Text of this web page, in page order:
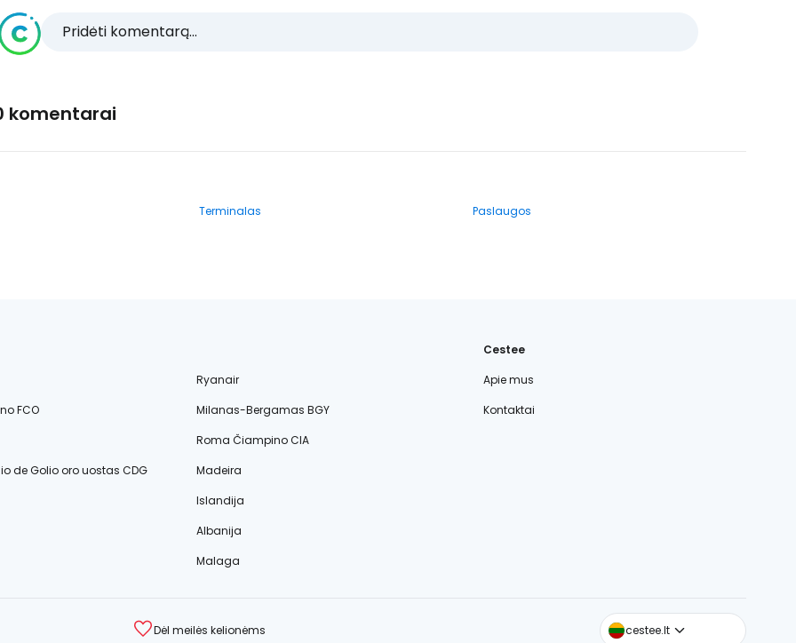
Pridėti komentarą...
komentarai
Terminalas Paslaugos
Ryanair
FCO
Milanas-Bergamas BGY
Roma Čiampino CIA
de Golio oro uostas CDG
Madeira
Islandija
Albanija
Malaga
Cestee
Apie mus
Kontaktai
Dėl meilės kelionėms cestee.lt
cestee.com